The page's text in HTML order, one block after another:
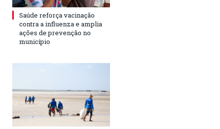
Saúde reforça vacinação
contra a influenza e amplia
ações de prevenção no
município